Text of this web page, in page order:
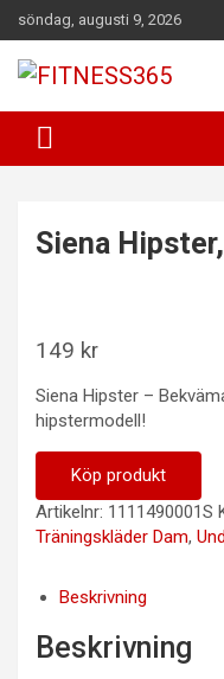
Hoppa
till
innehåll
söndag, augusti 9, 2026
FITNESS365
Siena
149 kr
Siena Hipster –
hipstermodell!
Köp produkt
Artikelnr: 1111490001S
Träningskläder Dam,
Beskrivning
Beskrivning